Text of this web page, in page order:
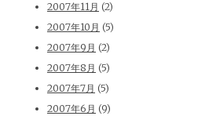
2007年11月 (2)
2007年10月 (5)
2007年9月 (2)
2007年8月 (5)
2007年7月 (5)
2007年6月 (9)